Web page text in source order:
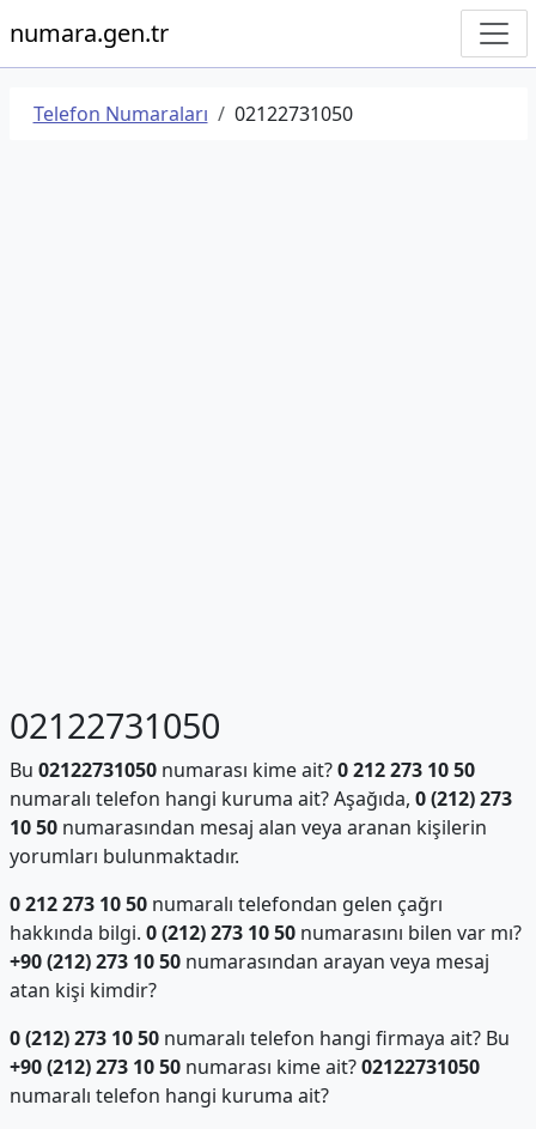
numara.gen.tr
Telefon Numaraları 02122731050
02122731050
Bu 02122731050numarası kime ait?0 212 273 10 50
numaralı telefon hangi kuruma ait? Aşağıda, 0 (212) 273
10 50numarasından mesaj alan veya aranan kişilerin
yorumları bulunmaktadır.
0 212 273 10 50numaralı telefondan gelen çağrı
hakkında bilgi. 0 (212) 273 10 50numarasını bilen var mı?
+90 (212) 273 10 50numarasından arayan veya mesaj
atan kişi kimdir?
0 (212) 273 10 50numaralı telefon hangi firmaya ait? Bu
+90 (212) 273 10 50numarası kime ait?02122731050
numaralı telefon hangi kuruma ait?